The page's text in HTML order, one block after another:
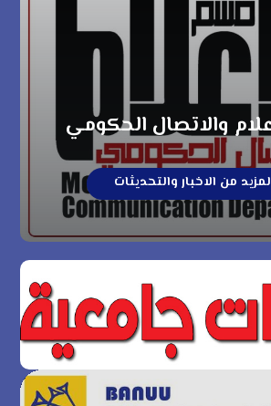
والاتصال الحكومي
من الاخبار والتحديثات